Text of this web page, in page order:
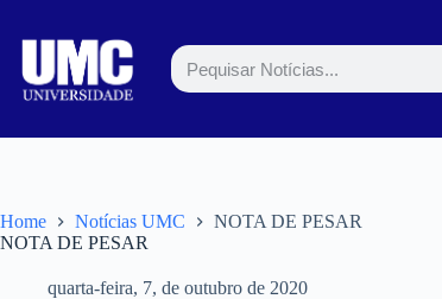
Home Notícias UMC
NOTA DE PESAR
NOTA DE PESAR
quarta-feira, 7, de outubro de 2020